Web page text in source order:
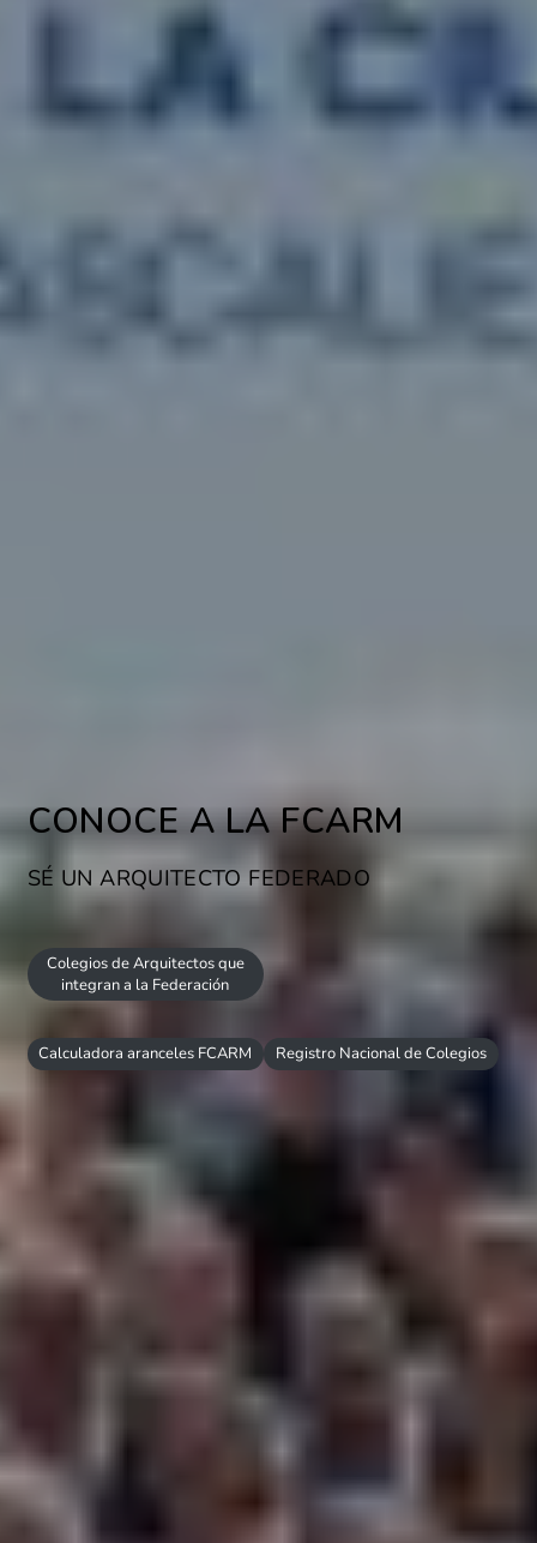
CONOCE A LA FCARM
SÉ UN ARQUITECTO FEDERADO
Colegios de Arquitectos que
integran a la Federación
Calculadora aranceles FCARM Registro Nacional de Colegios